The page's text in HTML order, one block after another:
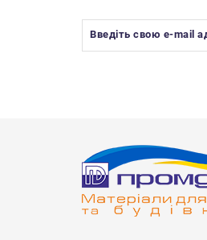
Введіть свою e-mail